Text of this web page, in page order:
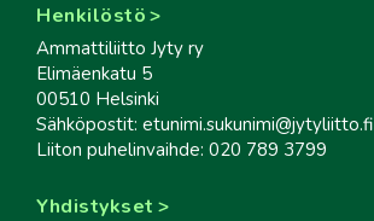
Henkilöstö
Ammattiliitto Jyty ry
Elimäenkatu 5
00510 Helsinki
Sähköpostit: etunimi.sukunimi@jytyliitto.fi
Liiton puhelinvaihde: 020 789 3799
Yhdistykset